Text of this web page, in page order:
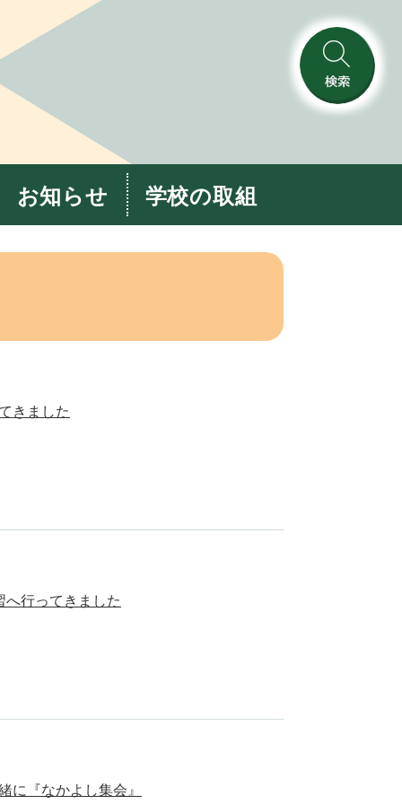
検
索
お知らせ 学校の取組
きました
へ行ってきました
に『なかよし集会』